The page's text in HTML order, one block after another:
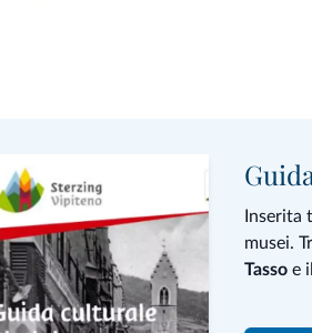
Inserita
musei.
Tasso e il